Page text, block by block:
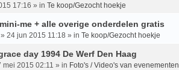
17:16 » in Te koop/Gezocht hoekje
me + alle overige onderdelen gratis
» 24 jun 2015 11:18 » in Te koop/Gezocht hoekje
day 1994 De Werf Den Haag
mei 2015 02:11 » in Foto's / Video's van evenementen